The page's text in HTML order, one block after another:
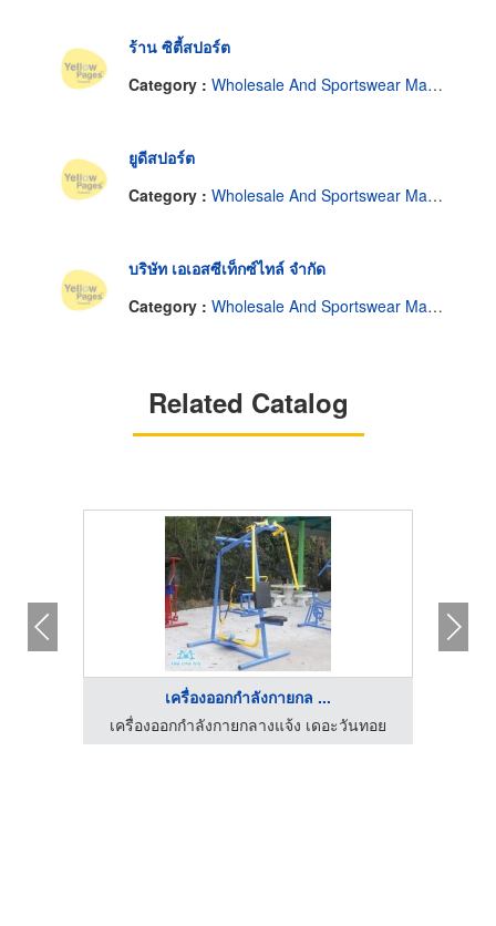
ร้าน ซิตี้สปอร์ต
Category : Wholesale And Sportswear Manufacturer.
ยูดีสปอร์ต
Category : Wholesale And Sportswear Manufacturer.
บริษัท เอเอสซีเท็กซ์ไทล์ จำกัด
Category : Wholesale And Sportswear Manufacturer.
Related Catalog
เครื่องออกกำลังกายกล ...
เครื่องออกกำลังกายกลางแจ้ง เดอะวันทอย